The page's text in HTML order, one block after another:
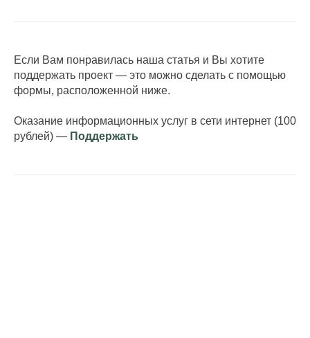
Если Вам понравилась наша статья и Вы хотите
поддержать проект — это можно сделать c помощью
формы, расположенной ниже.
Оказание информационных услуг в сети интернет (100
рублей) — Поддержать